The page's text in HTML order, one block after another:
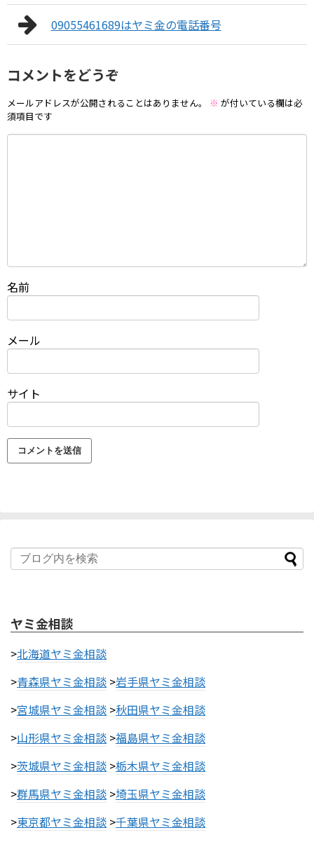
09055461689はヤミ金の電話番号
コメントをどうぞ
メールアドレスが公開されることはありません。 ※ が付いている欄は必
須項目です
名前
メール
サイト
ヤミ金相談
>北海道ヤミ金相談
>青森県ヤミ金相談 >岩手県ヤミ金相談
>宮城県ヤミ金相談 >秋田県ヤミ金相談
>山形県ヤミ金相談 >福島県ヤミ金相談
>茨城県ヤミ金相談 >栃木県ヤミ金相談
>群馬県ヤミ金相談 >埼玉県ヤミ金相談
>東京都ヤミ金相談 >千葉県ヤミ金相談